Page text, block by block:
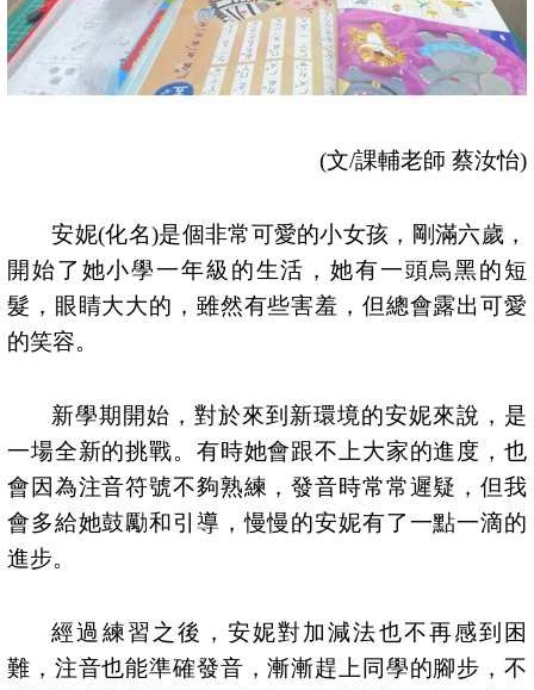
(文/課輔老師 蔡汝怡)
安妮(化名)是個非常可愛的小女孩，剛滿六歲，
開始了她小學一年級的生活，她有一頭烏黑的短
髮，眼睛大大的，雖然有些害羞，但總會露出可愛
的笑容。
新學期開始，對於來到新環境的安妮來說，是
一場全新的挑戰。有時她會跟不上大家的進度，也
會因為注音符號不夠熟練，發音時常常遲疑，但我
會多給她鼓勵和引導，慢慢的安妮有了一點一滴的
進步。
經過練習之後，安妮對加減法也不再感到困
難，注音也能準確發音，漸漸趕上同學的腳步，不